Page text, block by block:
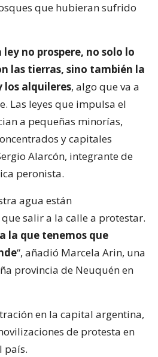
que hubieran sufrido
no prospere, no solo lo
las tierras, sino también la
los alquileres, algo que va a
Las leyes que impulsa el
a pequeñas minorías,
y capitales
Alarcón, integrante de
peronista.
agua están
salir a la calle a protestar.
la que tenemos que
“, añadió Marcela Arin, una
provincia de Neuquén en
en la capital argentina,
de protesta en
país.